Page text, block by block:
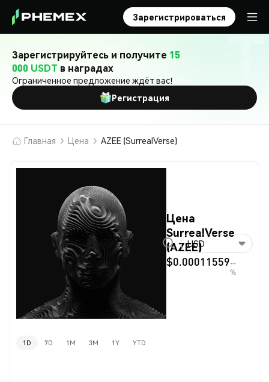
Зарегистрироваться
Зарегистрируйтесь и получите 15
000 USDT в наградах
Ограниченное предложение ждёт вас!
Регистрация
Главная Цена AZEE (SurrealVerse)
Цена
SurrealVerse
(AZEE)
$0.00011559--
%
USD
1D 7D 1M 3M 1Y YTD